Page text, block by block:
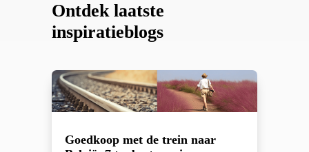
Ontdek laatste
inspiratieblogs
Goedkoop met de trein naar